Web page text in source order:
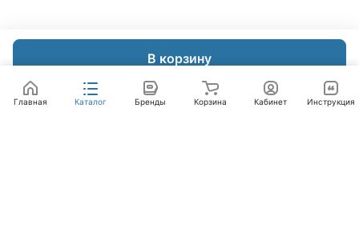
В корзину
Главная Каталог Бренды Корзина Кабинет Инструкция